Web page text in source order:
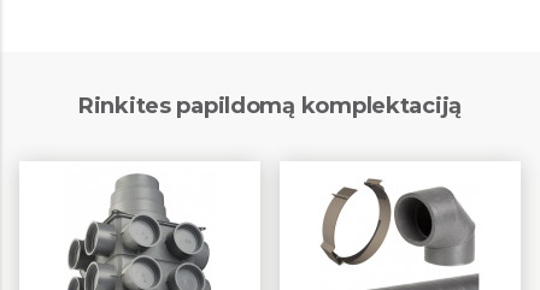
Rinkites papildomą komplektaciją